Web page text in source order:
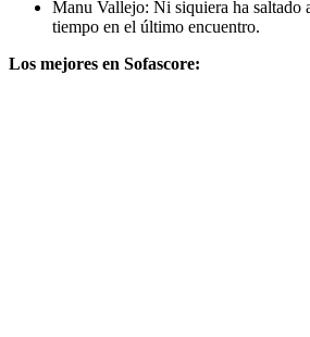
Manu Vallejo: Ni siquiera ha saltado
tiempo en el último encuentro.
Los mejores en Sofascore: